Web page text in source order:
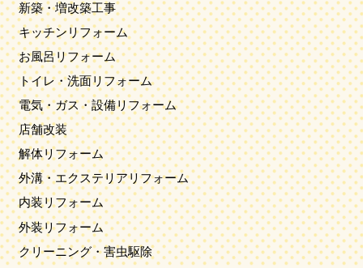
新築・増改築工事
キッチンリフォーム
お風呂リフォーム
トイレ・洗面リフォーム
電気・ガス・設備リフォーム
店舗改装
解体リフォーム
外溝・エクステリアリフォーム
内装リフォーム
外装リフォーム
クリーニング・害虫駆除